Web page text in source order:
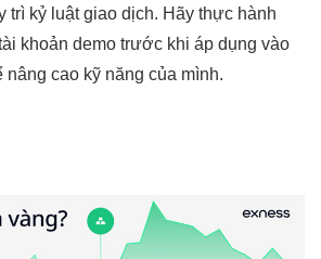
trì kỷ luật giao dịch. Hãy thực hành
khoản demo trước khi áp dụng vào
cao kỹ năng của mình.